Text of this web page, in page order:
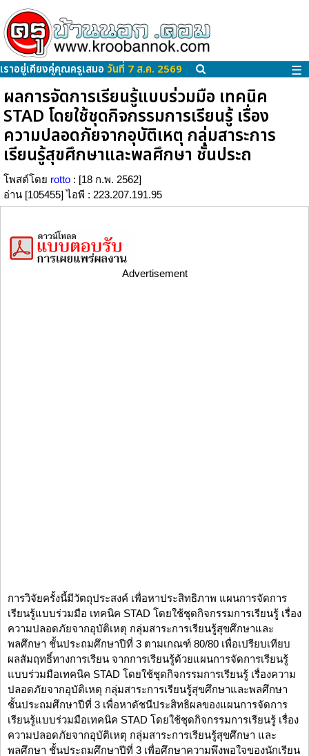
เราอยู่เคียงคู่คุณครูเสมอ วันที่ 7 ส.ค. 2569 ☰
ผลการจัดการเรียนรู้แบบร่วมมือ เทคนิค
STAD โดยใช้ชุดกิจกรรมการเรียนรู้ เรื่อง
ความปลอดภัยจากอุบัติเหตุ กลุ่มสาระการ
เรียนรู้สุขศึกษาและพลศึกษา ชั้นประถ
โพสต์โดย rotto : [18 ก.พ. 2562]
อ่าน [105455] ไอพี : 223.207.191.95
Advertisement
การวิจัยครั้งนี้มีวัตถุประสงค์ เพื่อหาประสิทธิภาพ แผนการจัดการ
เรียนรู้แบบร่วมมือ เทคนิค STAD โดยใช้ชุดกิจกรรมการเรียนรู้ เรื่อง
ความปลอดภัยจากอุบัติเหตุ กลุ่มสาระการเรียนรู้สุขศึกษาและ
พลศึกษา ชั้นประถมศึกษาปีที่ 3 ตามเกณฑ์ 80/80 เพื่อเปรียบเทียบ
ผลสัมฤทธิ์ทางการเรียน จากการเรียนรู้ด้วยแผนการจัดการเรียนรู้
แบบร่วมมือเทคนิค STAD โดยใช้ชุดกิจกรรมการเรียนรู้ เรื่องความ
ปลอดภัยจากอุบัติเหตุ กลุ่มสาระการเรียนรู้สุขศึกษาและพลศึกษา
ชั้นประถมศึกษาปีที่ 3 เพื่อหาดัชนีประสิทธิผลของแผนการจัดการ
เรียนรู้แบบร่วมมือเทคนิค STAD โดยใช้ชุดกิจกรรมการเรียนรู้ เรื่อง
ความปลอดภัยจากอุบัติเหตุ กลุ่มสาระการเรียนรู้สุขศึกษา และ
พลศึกษา ชั้นประถมศึกษาปีที่ 3 เพื่อศึกษาความพึงพอใจของนักเรียน